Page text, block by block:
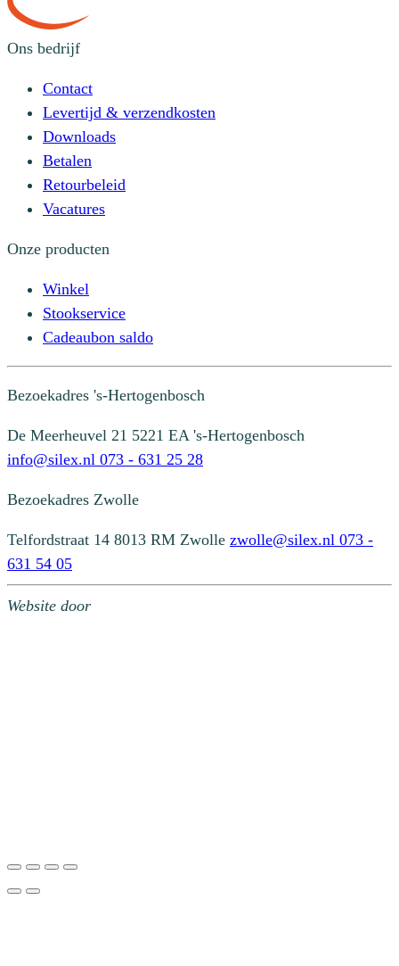
Ons bedrijf
Contact
Levertijd & verzendkosten
Downloads
Betalen
Retourbeleid
Vacatures
Onze producten
Winkel
Stookservice
Cadeaubon saldo
Bezoekadres 's-Hertogenbosch
De Meerheuvel 21 5221 EA 's-Hertogenbosch
info@silex.nl 073 - 631 25 28
Bezoekadres Zwolle
Telfordstraat 14 8013 RM Zwolle zwolle@silex.nl 073 -
631 54 05
Website door